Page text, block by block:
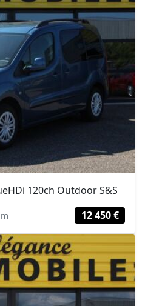
120ch Outdoor S&S
12 450 €